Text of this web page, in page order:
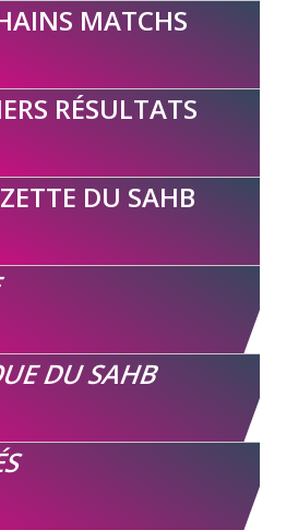
MATCHS
RÉSULTATS
DU SAHB
DU SAHB